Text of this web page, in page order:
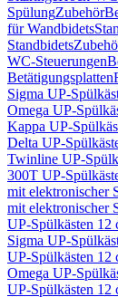
SpülungZubehör
für Wandbidets
Standbidets
WC-Steuerungen
Betätigungsplatten
Sigma UP-
Omega UP-
Kappa UP-
Delta UP-
Twinline UP-
300T UP-
mit elektronischer
mit elektronischer
UP-Spülkästen 12
Sigma UP-
UP-Spülkästen 12
Omega UP-
UP-Spülkästen 12